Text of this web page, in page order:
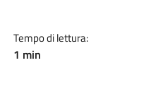
Tempo di lettura:
1 min